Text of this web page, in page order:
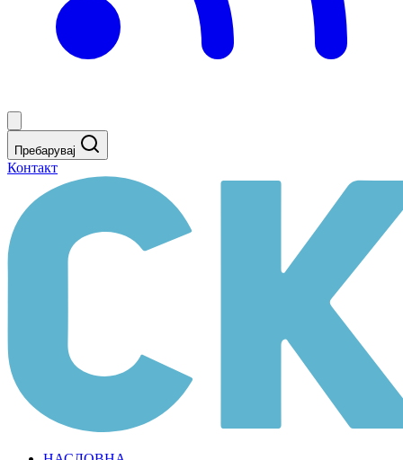
Пребарувај
Контакт